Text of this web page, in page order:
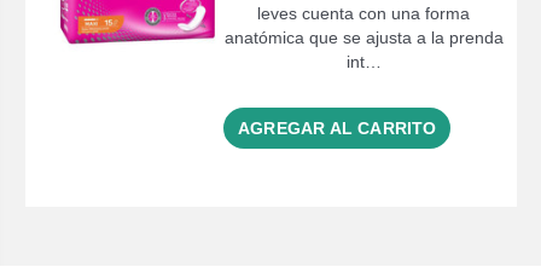
leves cuenta con una forma
anatómica que se ajusta a la prenda
int…
AGREGAR AL CARRITO